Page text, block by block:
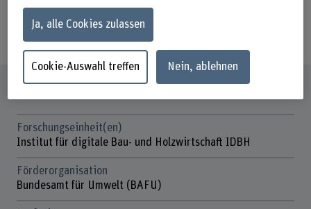
Zahlen und Fakten zur Nutzung von
Holz in den oben genannten Bereichen.
Steckbrief
Forschungseinheit(en)
Institut für digitale Bau- und Holzwirtschaft IDBH
Förderorganisation
Bundesamt für Umwelt (BAFU)
Ja, alle Cookies zulassen
Cookie-Auswahl treffen Nein, ablehnen